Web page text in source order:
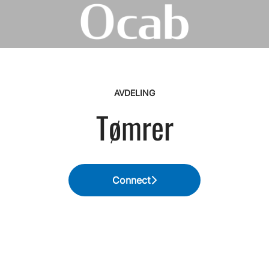
AVDELING
Tømrer
Connect